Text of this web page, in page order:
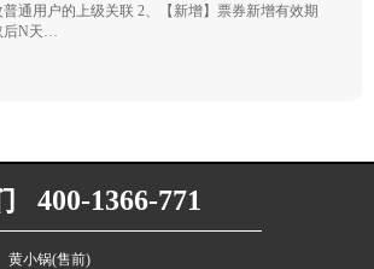
普通用户的上级关联 2、【新增】票券新增有效期
后N天…
400-1366-771
黄小锅(售前)